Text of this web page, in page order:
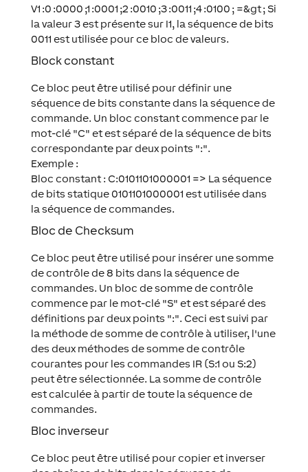
V1 :0 :0000 ;1 :0001 ;2 :0010 ;3 :0011 ;4 :0100 ; =&gt ; Si
la valeur 3 est présente sur I1, la séquence de bits
0011 est utilisée pour ce bloc de valeurs.
Block constant
Ce bloc peut être utilisé pour définir une
séquence de bits constante dans la séquence de
commande. Un bloc constant commence par le
mot-clé "C" et est séparé de la séquence de bits
correspondante par deux points ":".
Exemple :
Bloc constant : C:0101101000001 => La séquence
de bits statique 0101101000001 est utilisée dans
la séquence de commandes.
Bloc de Checksum
Ce bloc peut être utilisé pour insérer une somme
de contrôle de 8 bits dans la séquence de
commandes. Un bloc de somme de contrôle
commence par le mot-clé "S" et est séparé des
définitions par deux points ":". Ceci est suivi par
la méthode de somme de contrôle à utiliser, l'une
des deux méthodes de somme de contrôle
courantes pour les commandes IR (S:1 ou S:2)
peut être sélectionnée. La somme de contrôle
est calculée à partir de toute la séquence de
commandes.
Bloc inverseur
Ce bloc peut être utilisé pour copier et inverser